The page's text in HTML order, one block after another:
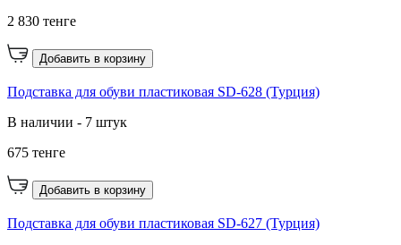
2 830 тенге
Добавить в корзину
Подставка для обуви пластиковая SD-628 (Турция)
В наличии - 7 штук
675 тенге
Добавить в корзину
Подставка для обуви пластиковая SD-627 (Турция)